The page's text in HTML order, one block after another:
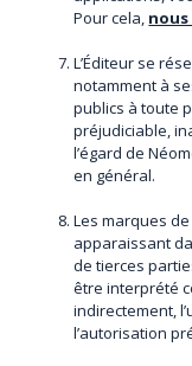
Pour cela,
L’Éditeur se
notamment à
publics à toute
préjudiciable,
l’égard de
en général.
Les marques
apparaissant
de tierces
être interprété
indirectement,
l’autorisation